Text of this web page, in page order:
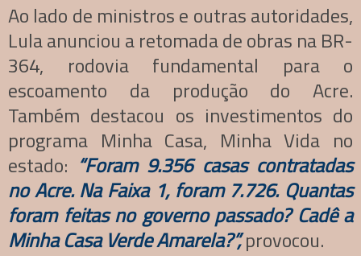
Ao lado de ministros e outras autoridades,
Lula anunciou a retomada de obras na BR-
364, rodovia fundamental para o
escoamento da produção do Acre.
Também destacou os investimentos do
programa Minha Casa, Minha Vida no
estado: “Foram 9.356 casas contratadas
no Acre. Na Faixa 1, foram 7.726. Quantas
foram feitas no governo passado? Cadê a
Minha Casa Verde Amarela?”,provocou.